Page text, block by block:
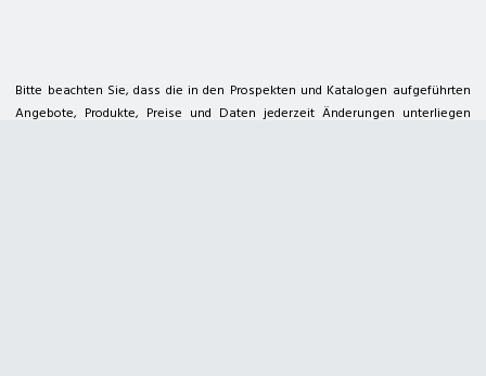
Bitte beachten Sie, dass die in den Prospekten und Katalogen aufgeführten
Angebote, Produkte, Preise und Daten jederzeit Änderungen unterliegen
KontaktGeschäftszeiten ImpressumDatenschutzerklärung Sitemap